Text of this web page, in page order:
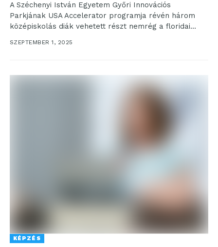
A Széchenyi István Egyetem Győri Innovációs
Parkjának USA Accelerator programja révén három
középiskolás diák vehetett részt nemrég a floridai
SZEPTEMBER 1, 2025
KÉPZÉS